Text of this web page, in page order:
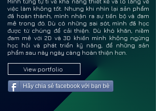
việc làm không tốt. Nhưng khi nhìn lại sản phẩm
đã hoàn thành, mình nhận ra sự tiến bộ và đam
mê trong đó. Dù có những sai sót, mình đã học
được từ chúng để cải thiện. Dù khó khăn, niềm
đam mê với 2D và 3D khiến mình không ngừng
học hỏi và phát triển kỹ năng, để những sản
phẩm sau này ngày càng hoàn thiện hơn.
View portfolio
Hãy chia sẻ facebook với bạn bè